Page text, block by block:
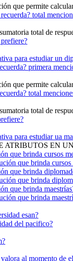
que permite
total
total de
para estudiar un
primera
que permite
total
total de
para estudiar ua
EN
que brinda cursos
que brinda
que brinda
que brinda
que brinda
que brinda
esan?
del pacifico?
al momento de